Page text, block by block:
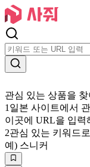
관심 있는 상품을
1 일본 사이트에서
이곳에 URL을 입력
2관심 있는 키워드
예) 스니커